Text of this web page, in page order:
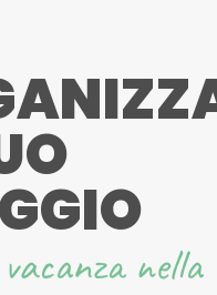
nella